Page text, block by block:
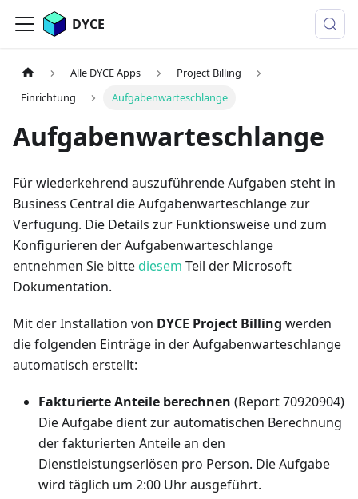
DYCE
Alle DYCE Apps
Project Billing
Einrichtung
Aufgabenwarteschlange
Aufgabenwarteschlange
Für wiederkehrend auszuführende Aufgaben steht in
Business Central die Aufgabenwarteschlange zur
Verfügung. Die Details zur Funktionsweise und zum
Konfigurieren der Aufgabenwarteschlange
entnehmen Sie bittediesem Teil der Microsoft
Dokumentation.
Mit der Installation von DYCE Project Billing werden
die folgenden Einträge in der Aufgabenwarteschlange
automatisch erstellt:
Fakturierte Anteile berechnen (Report 70920904)
Die Aufgabe dient zur automatischen Berechnung
der fakturierten Anteile an den
Dienstleistungserlösen pro Person. Die Aufgabe
wird täglich um 2:00 Uhr ausgeführt.